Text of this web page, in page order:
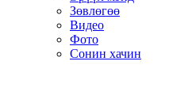
Зөвлөгөө
Видео
Фото
Сонин хачин